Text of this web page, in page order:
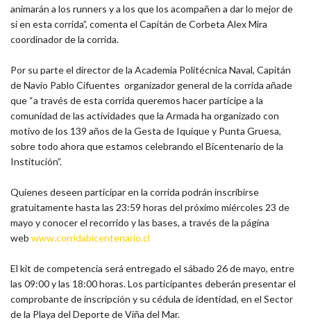
animarán a los runners y a los que los acompañen a dar lo mejor de
sí en esta corrida”, comenta el Capitán de Corbeta Alex Mira
coordinador de la corrida.
Por su parte el director de la Academia Politécnica Naval, Capitán
de Navío Pablo Cifuentes organizador general de la corrida añade
que “a través de esta corrida queremos hacer partícipe a la
comunidad de las actividades que la Armada ha organizado con
motivo de los 139 años de la Gesta de Iquique y Punta Gruesa,
sobre todo ahora que estamos celebrando el Bicentenario de la
Institución”.
Quienes deseen participar en la corrida podrán inscribirse
gratuitamente hasta las 23:59 horas del próximo miércoles 23 de
mayo y conocer el recorrido y las bases, a través de la página
web www.corridabicentenario.cl
El kit de competencia será entregado el sábado 26 de mayo, entre
las 09:00 y las 18:00 horas. Los participantes deberán presentar el
comprobante de inscripción y su cédula de identidad, en el Sector
de la Playa del Deporte de Viña del Mar.